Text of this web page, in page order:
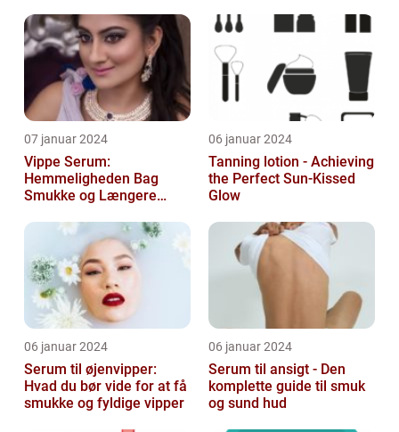
07 januar 2024
Vippe Serum:
Hemmeligheden Bag
Smukke og Længere
06 januar 2024
Tanning lotion - Achieving
the Perfect Sun-Kissed
Glow
06 januar 2024
Serum til øjenvipper:
Hvad du bør vide for at få
smukke og fyldige vipper
06 januar 2024
Serum til ansigt - Den
komplette guide til smuk
og sund hud